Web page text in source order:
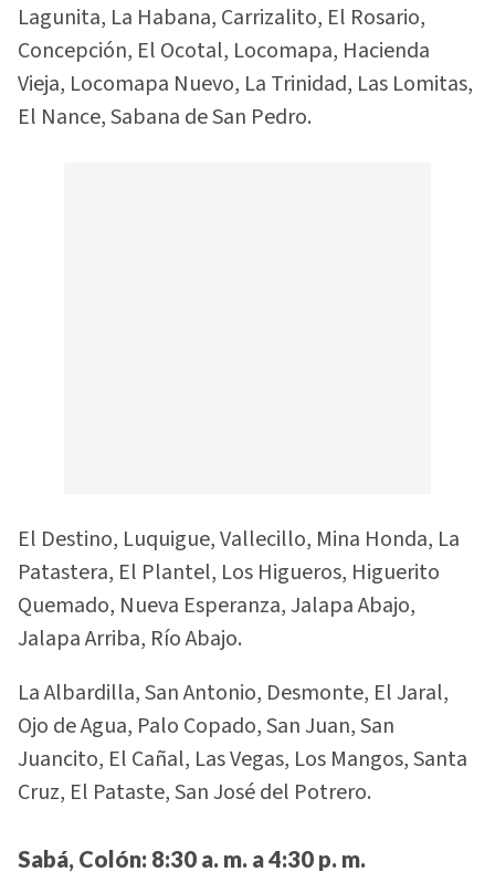
Lagunita, La Habana, Carrizalito, El Rosario,
Concepción, El Ocotal, Locomapa, Hacienda
Vieja, Locomapa Nuevo, La Trinidad, Las Lomitas,
El Nance, Sabana de San Pedro.
El Destino, Luquigue, Vallecillo, Mina Honda, La
Patastera, El Plantel, Los Higueros, Higuerito
Quemado, Nueva Esperanza, Jalapa Abajo,
Jalapa Arriba, Río Abajo.
La Albardilla, San Antonio, Desmonte, El Jaral,
Ojo de Agua, Palo Copado, San Juan, San
Juancito, El Cañal, Las Vegas, Los Mangos, Santa
Cruz, El Pataste, San José del Potrero.
Sabá, Colón: 8:30 a. m. a 4:30 p. m.